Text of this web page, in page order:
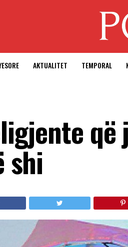
AKTUALITET TEMPORAL
shi